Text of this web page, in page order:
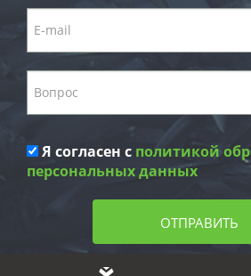
Я согласен с политикой
персональных данных
ОТПРАВИТЬ